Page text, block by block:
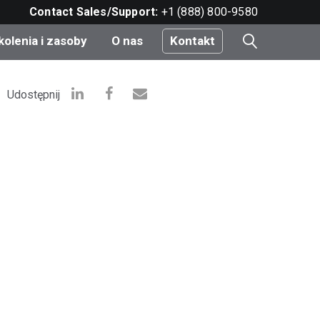
Contact Sales/Support: +1 (888) 800-9580
i zasoby O nas Kontakt
Udostępnij